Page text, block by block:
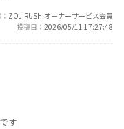
ZOJIRUSHIオーナーサービス会員
投稿日
2026/05/11 17:27:48
す